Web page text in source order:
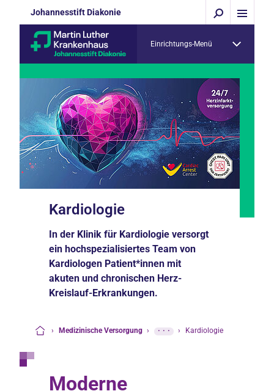
Johannesstift Diakonie
Einrichtungs-Menü
Kardiologie
In der Klinik für Kardiologie versorgt
ein hochspezialisiertes Team von
Kardiologen Patient*innen mit
akuten und chronischen Herz-
Kreislauf-Erkrankungen.
› Medizinische Versorgung › ··· › Kardiologie
Moderne